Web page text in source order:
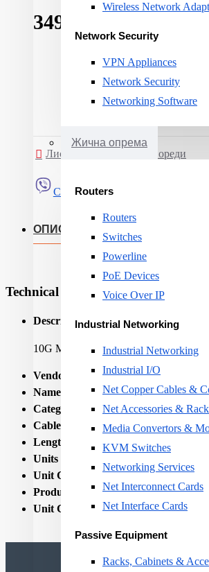
Wireless Network
Network Security
VPN Appliances
Network Security
Networking Software
Жична опрема
Routers
Routers
Switches
Powerline
PoE Devices
Voice Over IP
Industrial Networking
Industrial Networking
Industrial I/O
Net Copper Cables &
Net Accessories &
Media Convertors &
KVM Switches
Networking Services
Net Interconnect Cards
Net Interface Cards
Passive Equipment
Racks, Cabinets &
349ден.
Листа на желби Спореди
Сподели
ОПИС
Technical Specifications
Description:
10G Multi-Mode ODN Cable
Vendor Homepage:www.ubnt.com/
Name:
CABLE UNIFI ODN 0.5M/
Category Code:FCB
Cable length:
0.5m
Length:
Units per Shipping Box:
Unit Calculated Volume:0.000625
Product Net Weight:0.05
Unit Calculated Weight:0.05